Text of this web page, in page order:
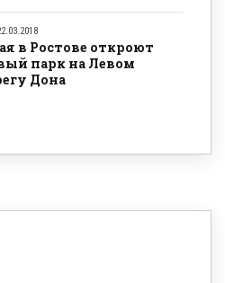
в Ростове откроют
парк на Левом
Дона